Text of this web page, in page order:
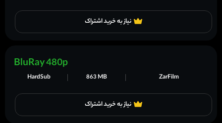
نیاز به خرید اشتراک
نیاز به خرید اشتراک
ZarFilm
863 MB
HardSub
BluRay 480p